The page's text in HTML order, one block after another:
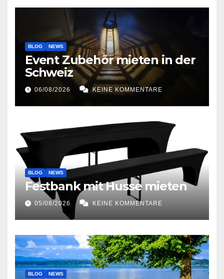
BLOG NEWS
Event Zubehör mieten in der
Schweiz
06/08/2026 KEINE KOMMENTARE
BLOG NEWS
Festbank mit Husse mieten
05/08/2026 KEINE KOMMENTARE
BLOG NEWS